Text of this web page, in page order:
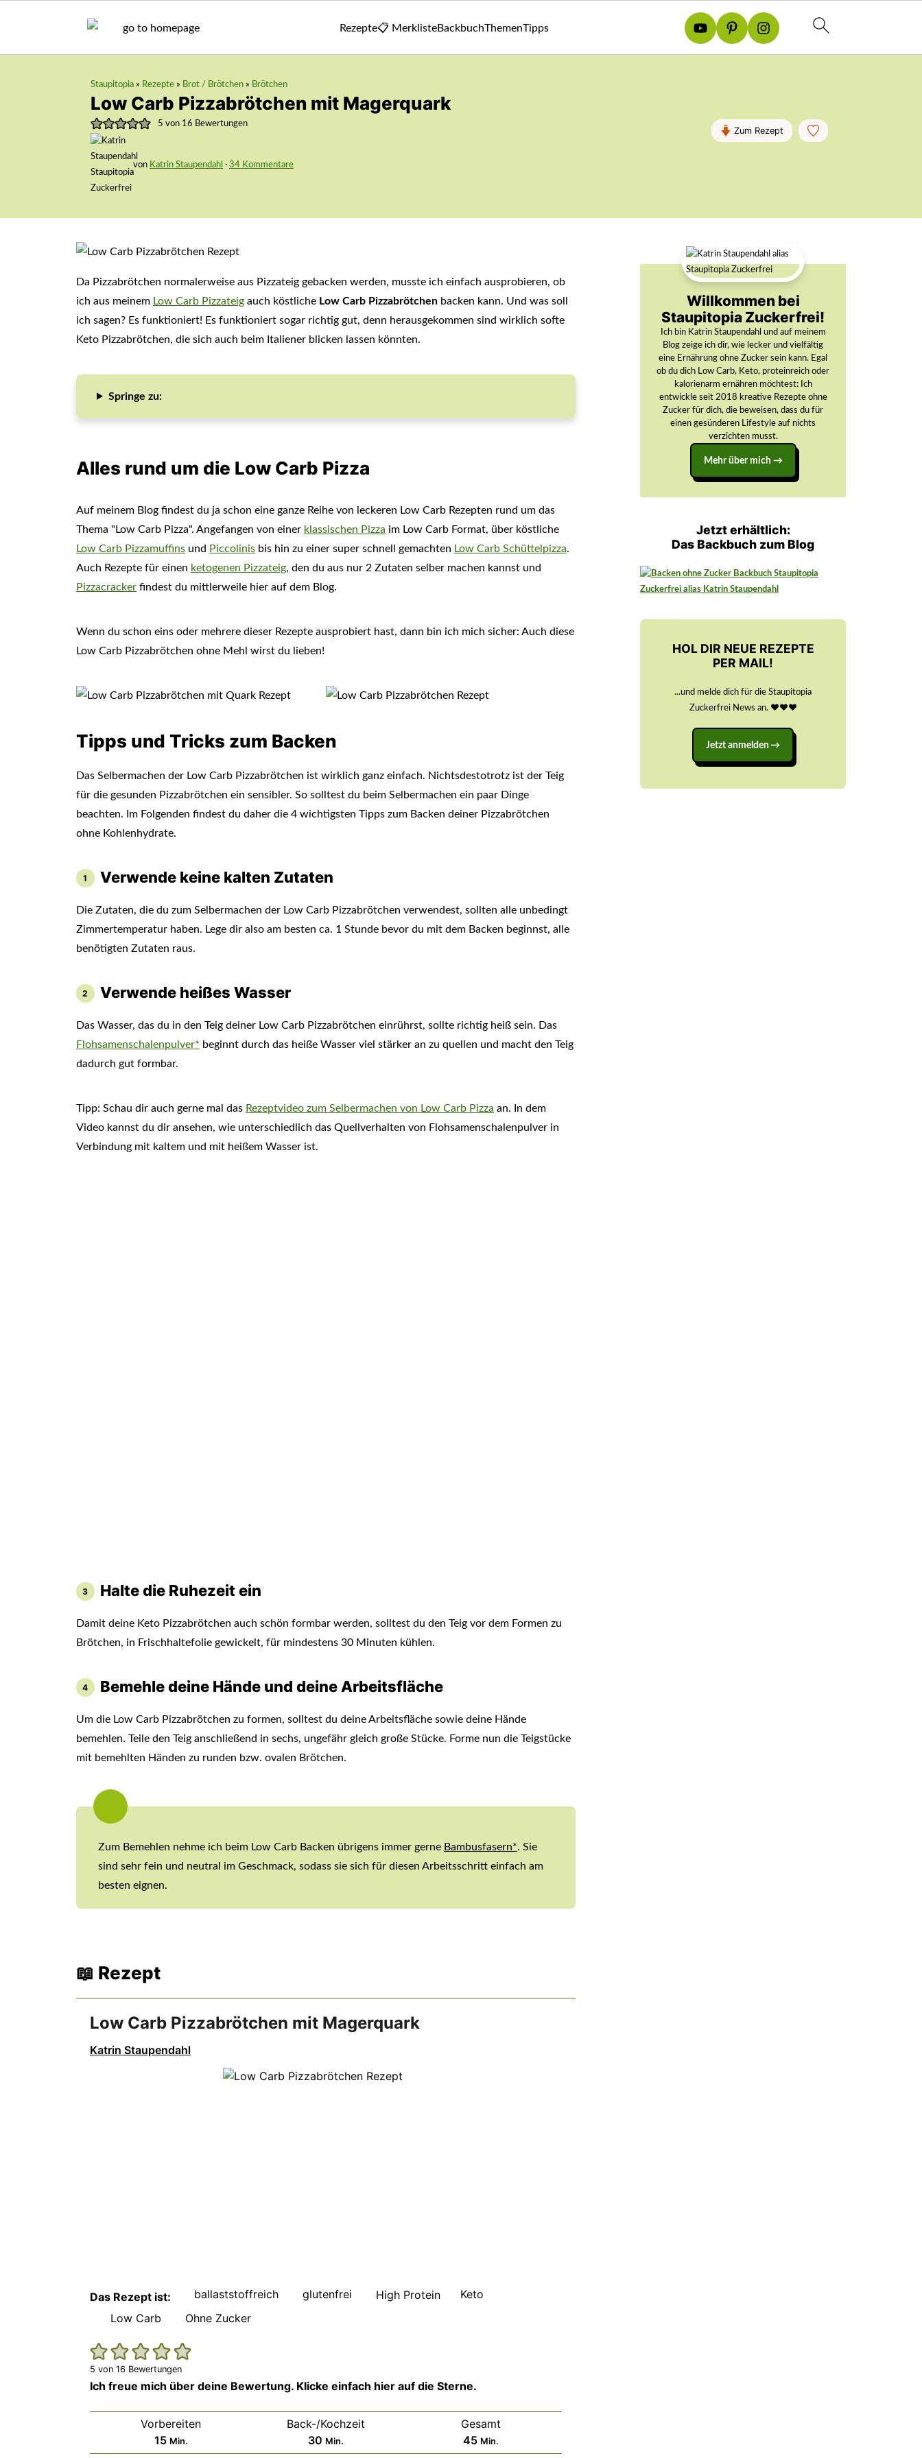
Rezepte📋 MerklisteBackbuchThemenTipps
Staupitopia » Rezepte » Brot / Brötchen » Brötchen
Low Carb Pizzabrötchen mit Magerquark
5 von 16 Bewertungen
von Katrin Staupendahl · 34 Kommentare
Zum Rezept
Da Pizzabrötchen normalerweise aus Pizzateig gebacken werden, musste ich einfach ausprobieren, ob
ich aus meinem Low Carb Pizzateig auch köstliche Low Carb Pizzabrötchen backen kann. Und was soll
ich sagen? Es funktioniert! Es funktioniert sogar richtig gut, denn herausgekommen sind wirklich softe
Keto Pizzabrötchen, die sich auch beim Italiener blicken lassen könnten.
Springe zu:
Alles rund um die Low Carb Pizza
Auf meinem Blog findest du ja schon eine ganze Reihe von leckeren Low Carb Rezepten rund um das
Thema "Low Carb Pizza". Angefangen von einer klassischen Pizza im Low Carb Format, über köstliche
Low Carb Pizzamuffins und Piccolinis bis hin zu einer super schnell gemachten Low Carb Schüttelpizza.
Auch Rezepte für einen ketogenen Pizzateig, den du aus nur 2 Zutaten selber machen kannst und
Pizzacracker findest du mittlerweile hier auf dem Blog.
Wenn du schon eins oder mehrere dieser Rezepte ausprobiert hast, dann bin ich mich sicher: Auch diese
Low Carb Pizzabrötchen ohne Mehl wirst du lieben!
Tipps und Tricks zum Backen
Das Selbermachen der Low Carb Pizzabrötchen ist wirklich ganz einfach. Nichtsdestotrotz ist der Teig
für die gesunden Pizzabrötchen ein sensibler. So solltest du beim Selbermachen ein paar Dinge
beachten. Im Folgenden findest du daher die 4 wichtigsten Tipps zum Backen deiner Pizzabrötchen
ohne Kohlenhydrate.
Verwende keine kalten Zutaten
Die Zutaten, die du zum Selbermachen der Low Carb Pizzabrötchen verwendest, sollten alle unbedingt
Zimmertemperatur haben. Lege dir also am besten ca. 1 Stunde bevor du mit dem Backen beginnst, alle
benötigten Zutaten raus.
Verwende heißes Wasser
Das Wasser, das du in den Teig deiner Low Carb Pizzabrötchen einrührst, sollte richtig heiß sein. Das
Flohsamenschalenpulver* beginnt durch das heiße Wasser viel stärker an zu quellen und macht den Teig
dadurch gut formbar.
Tipp: Schau dir auch gerne mal das Rezeptvideo zum Selbermachen von Low Carb Pizza an. In dem
Video kannst du dir ansehen, wie unterschiedlich das Quellverhalten von Flohsamenschalenpulver in
Verbindung mit kaltem und mit heißem Wasser ist.
Halte die Ruhezeit ein
Damit deine Keto Pizzabrötchen auch schön formbar werden, solltest du den Teig vor dem Formen zu
Brötchen, in Frischhaltefolie gewickelt, für mindestens 30 Minuten kühlen.
Bemehle deine Hände und deine Arbeitsfläche
Um die Low Carb Pizzabrötchen zu formen, solltest du deine Arbeitsfläche sowie deine Hände
bemehlen. Teile den Teig anschließend in sechs, ungefähr gleich große Stücke. Forme nun die Teigstücke
mit bemehlten Händen zu runden bzw. ovalen Brötchen.
Zum Bemehlen nehme ich beim Low Carb Backen übrigens immer gerne Bambusfasern*. Sie
sind sehr fein und neutral im Geschmack, sodass sie sich für diesen Arbeitsschritt einfach am
besten eignen.
📖 Rezept
Low Carb Pizzabrötchen mit Magerquark
Katrin Staupendahl
Das Rezept ist: ballaststoffreich glutenfrei High Protein
Keto
Low Carb
Ohne Zucker
5 von 16 Bewertungen
Ich freue mich über deine Bewertung. Klicke einfach hier auf die Sterne.
Vorbereiten
15Minuten
Min.
Back-/Kochzeit
30 Minuten
Min.
Gesamt
45Minuten
Min.
Willkommen bei
Staupitopia Zuckerfrei!
Ich bin Katrin Staupendahl und auf meinem
Blog zeige ich dir, wie lecker und vielfältig
eine Ernährung ohne Zucker sein kann. Egal
ob du dich Low Carb, Keto, proteinreich oder
kalorienarm ernähren möchtest: Ich
entwickle seit 2018 kreative Rezepte ohne
Zucker für dich, die beweisen, dass du für
einen gesünderen Lifestyle auf nichts
verzichten musst.
Mehr über mich →
Jetzt erhältlich:
Das Backbuch zum Blog
HOL DIR NEUE REZEPTE
PER MAIL!
...und melde dich für die Staupitopia
Zuckerfrei News an. ♥️♥️♥️
Jetzt anmelden